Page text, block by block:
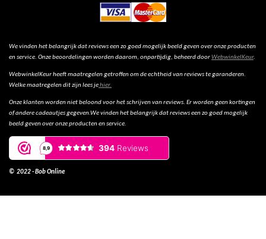
We vinden het belangrijk dat reviews een zo goed mogelijk beeld geven over onze producten
en service. Onze beoordelingen worden daarom, onpartijdig, beheerd doorWebwinkelKeur.
WebwinkelKeur heeft maatregelen getroffen om de echtheid van reviews te garanderen.
Welke maatregelen dit zijn lees jehier.
Onze klanten worden niet beloond voor het schrijven van reviews. Er worden geen kortingen
of andere cadeautjes gegeven.We vinden het belangrijk dat reviews een zo goed mogelijk
beeld geven over onze producten en service.
© 2022 - Bob Online